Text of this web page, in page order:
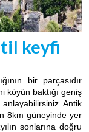
keyfi
bir parçasıdır
köyün baktığı geniş
Antik
8km güneyinde yer
sonlarına doğru